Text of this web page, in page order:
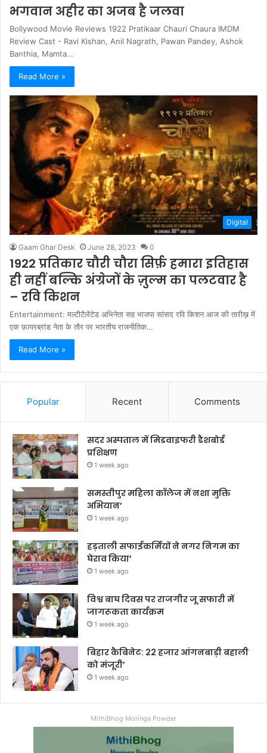
भगवान अहीर का अजब है जलवा
Bollywood Movie Reviews 1922 Pratikaar Chauri Chaura IMDM
Review Cast - Ravi Kishan, Anil Nagrath, Pawan Pandey, Ashok
Banthia, Mamta…
Read More »
Digital
Gaam Ghar Desk June 28, 2023 0
1922 प्रतिकार चौरी चौरा सिर्फ़ हमारा इतिहास
ही नहीं बल्कि अंग्रेजों के ज़ुल्म का पलटवार है
– रवि किशन
Entertainment: मल्टीटैलेंटेड अभिनेता सह भाजपा सांसद रवि किशन आज की तारीख़ में
एक फ़ायरब्रांड नेता के तौर पर भारतीय राजनीतिक…
Read More »
Popular Recent Comments
सदर अस्पताल में मिडवाइफरी डैशबोर्ड
प्रशिक्षण
1 week ago
समस्तीपुर महिला कॉलेज में नशा मुक्ति
अभियान’
1 week ago
हड़ताली सफाईकर्मियों ने नगर निगम का
घेराव किया’
1 week ago
विश्व बाघ दिवस पर राजगीर जू सफारी में
जागरूकता कार्यक्रम
1 week ago
बिहार कैबिनेट: 22 हजार आंगनबाड़ी बहाली
को मंजूरी’
1 week ago
MithiBhog Moringa Powder